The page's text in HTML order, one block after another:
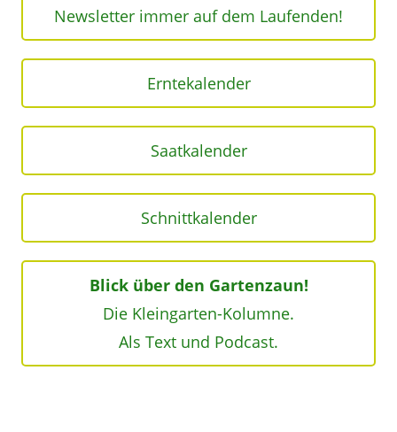
Newsletter immer auf dem Laufenden!
Erntekalender
Saatkalender
Schnittkalender
Blick über den Gartenzaun!
Die Kleingarten-Kolumne.
Als Text und Podcast.